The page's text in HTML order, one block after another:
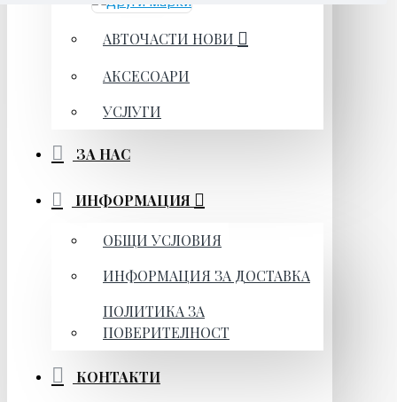
АВТОЧАСТИ НОВИ
АКСЕСОАРИ
УСЛУГИ
ЗА НАС
ИНФОРМАЦИЯ
ОБЩИ УСЛОВИЯ
ИНФОРМАЦИЯ ЗА ДОСТАВКА
ПОЛИТИКА ЗА
ПОВЕРИТЕЛНОСТ
КОНТАКТИ